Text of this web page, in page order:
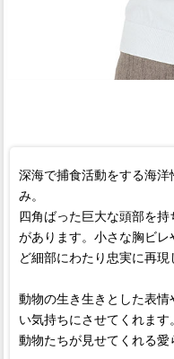
深海で捕食活動をする海
み。
四角ばった巨大な頭部を
があります。小さな胸ビ
ど細部にわたり忠実に再現
動物の生き生きとした表
い気持ちにさせてくれま
動物たちが見せてくれる